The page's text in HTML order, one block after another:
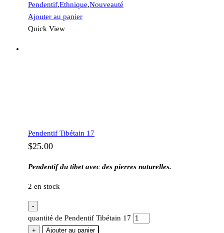
Pendentif,Ethnique,Nouveauté
Ajouter au panier
Quick View
Pendentif Tibétain 17
$25.00
Pendentif du tibet avec des pierres naturelles.
2 en stock
-
quantité de Pendentif Tibétain 17
+ Ajouter au panier